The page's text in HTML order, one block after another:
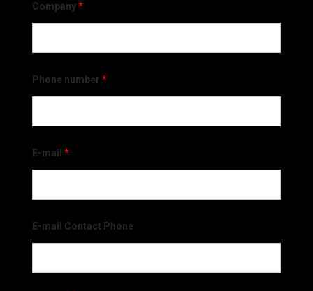
Company*
Phone number *
E-mail *
E-mail Contact Phone